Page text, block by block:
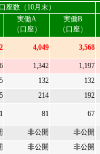
口座数（10月末）
実働A
（口座）
実働B
（口座）
4,049 3,568
1,342 1,197
132 132
214 192
81 67
非公開 非公開
非公開 非公開